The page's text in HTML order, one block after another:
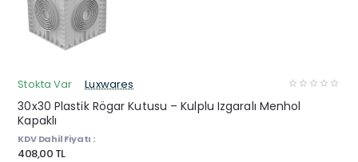
Stokta Var Luxwares
30x30 Plastik Rögar Kutusu – Kulplu Izgaralı Menhol
Kapaklı
KDV Dahil Fiyatı :
408,00 TL